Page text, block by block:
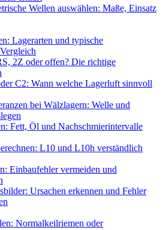
Wellen auswählen: Maße, Einsatz
Lagerarten und typische
2Z oder offen? Die richtige
C2: Wann welche Lagerluft sinnvoll
bei Wälzlagern: Welle und
Fett, Öl und Nachschmierintervalle
L10 und L10h verständlich
Einbaufehler vermeiden und
Ursachen erkennen und Fehler
Normalkeilriemen oder